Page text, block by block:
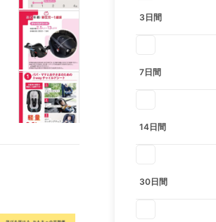
3日間
7日間
14日間
30日間